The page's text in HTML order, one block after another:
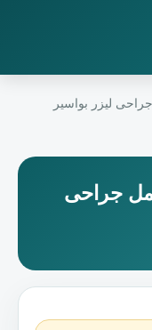
لیزر بواسیر
جراحی